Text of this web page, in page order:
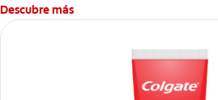
Descubre más